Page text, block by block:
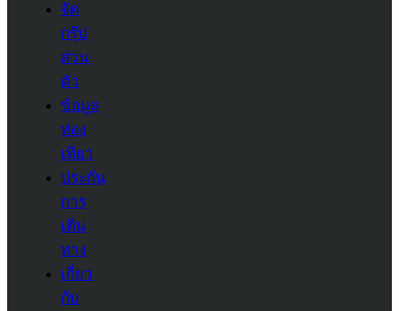
จัด
กรุ๊ป
ส่วน
ตัว
ข้อมูล
ท่อง
เที่ยว
ประกัน
การ
เดิน
ทาง
เกี่ยว
กับ